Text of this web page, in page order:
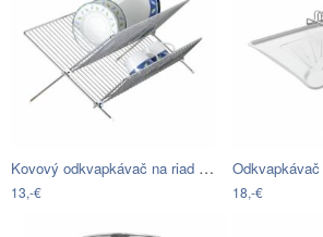
Kovový odkvapkávač na riad Wenko Duo
13,-€ 18,-€